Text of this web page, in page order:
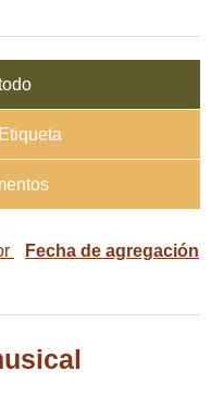
Fecha de agregación